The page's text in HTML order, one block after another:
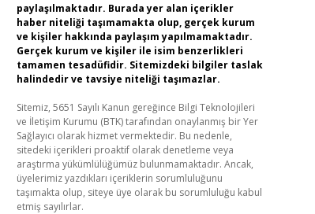
paylaşılmaktadır. Burada yer alan içerikler
haber niteliği taşımamakta olup, gerçek kurum
ve kişiler hakkında paylaşım yapılmamaktadır.
Gerçek kurum ve kişiler ile isim benzerlikleri
tamamen tesadüfidir. Sitemizdeki bilgiler taslak
halindedir ve tavsiye niteliği taşımazlar.
Sitemiz, 5651 Sayılı Kanun gereğince Bilgi Teknolojileri
ve İletişim Kurumu (BTK) tarafından onaylanmış bir Yer
Sağlayıcı olarak hizmet vermektedir. Bu nedenle,
sitedeki içerikleri proaktif olarak denetleme veya
araştırma yükümlülüğümüz bulunmamaktadır. Ancak,
üyelerimiz yazdıkları içeriklerin sorumluluğunu
taşımakta olup, siteye üye olarak bu sorumluluğu kabul
etmiş sayılırlar.